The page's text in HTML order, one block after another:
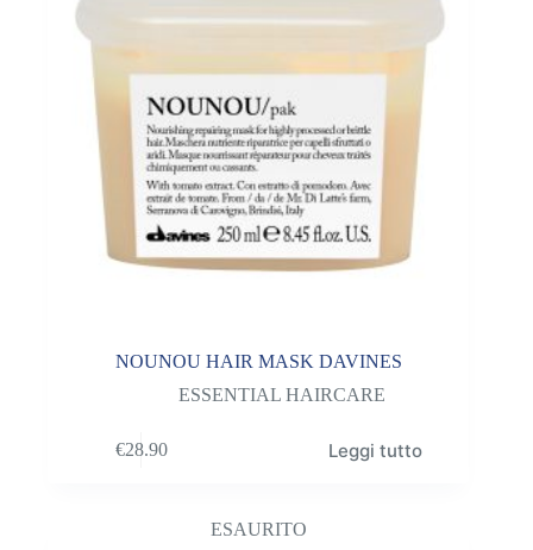
NOUNOU HAIR MASK DAVINES
ESSENTIAL HAIRCARE
€28.90 Leggi tutto
ESAURITO